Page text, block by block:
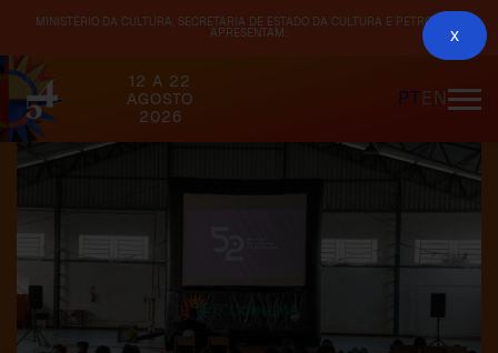
MINISTÉRIO DA CULTURA, SECRETARIA DE ESTADO DA CULTURA E PETROBRAS
APRESENTAM:
12 A 22
AGOSTO
2026
PTEN
x